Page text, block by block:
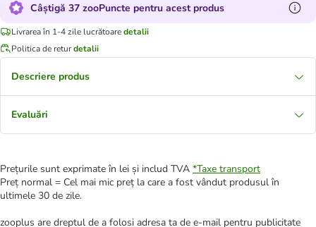
Câștigă 37 zooPuncte pentru acest produs
Livrarea în 1-4 zile lucrătoaredetalii
Politica de returdetalii
Descriere produs
Evaluări
Prețurile sunt exprimate în lei și includ TVA *Taxe transport
Preț normal = Cel mai mic preț la care a fost vândut produsul în
ultimele 30 de zile.
zooplus are dreptul de a folosi adresa ta de e-mail pentru publicitate